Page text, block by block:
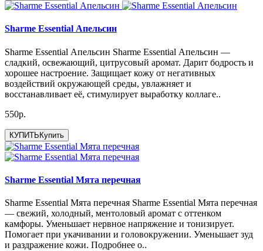
Sharme Essential Апельсин
Sharme Essential Апельсин Sharme Essential Апельсин —
сладкий, освежающий, цитрусовый аромат. Дарит бодрость и
хорошее настроение. Защищает кожу от негативных
воздействий окружающей среды, увлажняет и
восстанавливает её, стимулирует выработку коллаге..
550р.
КУПИТЬКупить
Sharme Essential Мята перечная
Sharme Essential Мята перечная Sharme Essential Мята перечная
— свежий, холодный, ментоловый аромат с оттенком
камфоры. Уменьшает нервное напряжение и тонизирует.
Помогает при укачивании и головокружении. Уменьшает зуд
и раздражение кожи. Подробнее о..